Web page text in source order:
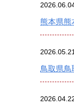
熊本県熊
2026.05.21
鳥取県鳥